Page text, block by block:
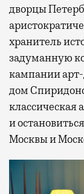
дворцы
хранитель
задуманную
кампании
дом
классическая
и
Москвы и